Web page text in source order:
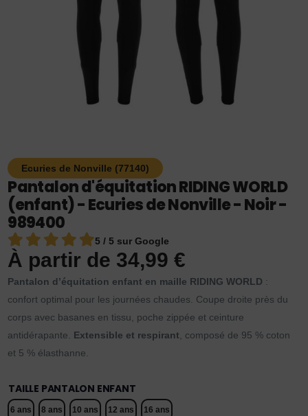
Ecuries de Nonville (77140)
Pantalon d'équitation RIDING WORLD
(enfant) - Ecuries de Nonville - Noir -
989400
5 / 5 sur Google
À partir de 34,99€
Pantalon d’équitation enfant en maille RIDING WORLD :
confort optimal pour les journées chaudes. Coupe droite près du
corps avec basanes en tissu, poche zippée et ceinture
antidérapante. Extensible et respirant , composé de 95 % coton
et 5 % élasthanne.
TAILLE PANTALON ENFANT
6 ans 8 ans 10 ans 12 ans 16 ans